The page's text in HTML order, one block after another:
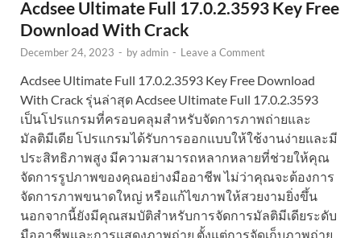
Acdsee Ultimate Full 17.0.2.3593 Key Free
Download With Crack
December 24, 2023 - byadmin - Leave a Comment
Acdsee Ultimate Full 17.0.2.3593 Key Free Download
With Crack รุ่นล่าสุด Acdsee Ultimate Full 17.0.2.3593
เป็นโปรแกรมที่ครอบคลุมสำหรับจัดการภาพถ่ายและ
มัลติมีเดีย โปรแกรมได้รับการออกแบบให้ใช้งานง่ายและมี
ประสิทธิภาพสูง มีความสามารถหลากหลายที่ช่วยให้คุณ
จัดการรูปภาพของคุณอย่างมืออาชีพ ไม่ว่าคุณจะต้องการ
จัดการภาพขนาดใหญ่ หรือแก้ไขภาพให้สวยงามยิ่งขึ้น
นอกจากนี้ยังมีคุณสมบัติสำหรับการจัดการมัลติมีเดียระดับ
มืออาชีพและการแสดงภาพถ่าย ตั้งแต่การจัดเก็บภาพถ่าย